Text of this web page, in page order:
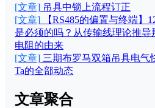
[文章] 吊具中锁上流程订正
[文章] 【RS485的偏置与终端】
是必须的吗？从传输线理论推导
电阻的由来
[文章] 三期布罗马双箱吊具电气
Ta的全部动态
文章聚合